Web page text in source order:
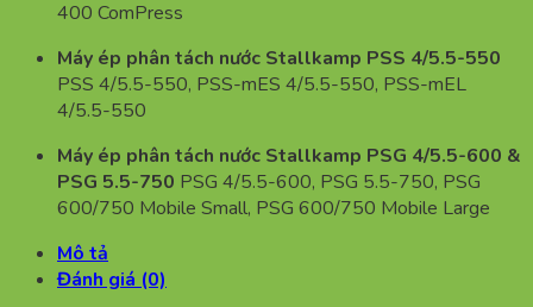
400 ComPress
Máy ép phân tách nước Stallkamp PSS 4/5.5-550
PSS 4/5.5-550, PSS-mES 4/5.5-550, PSS-mEL
4/5.5-550
Máy ép phân tách nước Stallkamp PSG 4/5.5-600 &
PSG 5.5-750 PSG 4/5.5-600, PSG 5.5-750, PSG
600/750 Mobile Small, PSG 600/750 Mobile Large
Mô tả
Đánh giá (0)